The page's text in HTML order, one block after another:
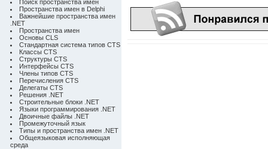
Поиск пространства имен
Пространства имен в Delphi
Важнейшие пространства имен
.NET
Пространства имен
Основы CLS
Стандартная система типов CTS
Классы CTS
Структуры CTS
Интерфейсы CTS
Члены типов CTS
Перечисления CTS
Делегаты CTS
Решения .NET
Строительные блоки .NET
Языки программирования .NET
Двоичные файлы .NET
Промежуточный язык
Типы и пространства имен .NET
Общеязыковая исполняющая
среда